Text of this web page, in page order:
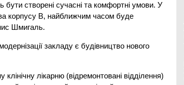
створені сучасні та комфортні умови. У
корпусу В, найближчим часом буде
Шмигаль.
закладу є будівництво нового
лікарню (відремонтовані відділення)